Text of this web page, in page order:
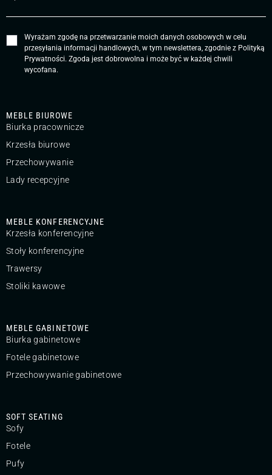
MEBLE BIUROWE
Biurka pracownicze
Krzesła biurowe
Przechowywanie
Lady recepcyjne
MEBLE KONFERENCYJNE
Krzesła konferencyjne
Stoły konferencyjne
Trawersy
Stoliki kawowe
MEBLE GABINETOWE
Biurka gabinetowe
Fotele gabinetowe
Przechowywanie gabinetowe
SOFT SEATING
Sofy
Fotele
Pufy
Wyrażam zgodę na przetwarzanie moich danych osobowych w celu
przesyłania informacji handlowych, w tym newslettera, zgodnie z Polityką
Prywatności. Zgoda jest dobrowolna i może być w każdej chwili
wycofana.